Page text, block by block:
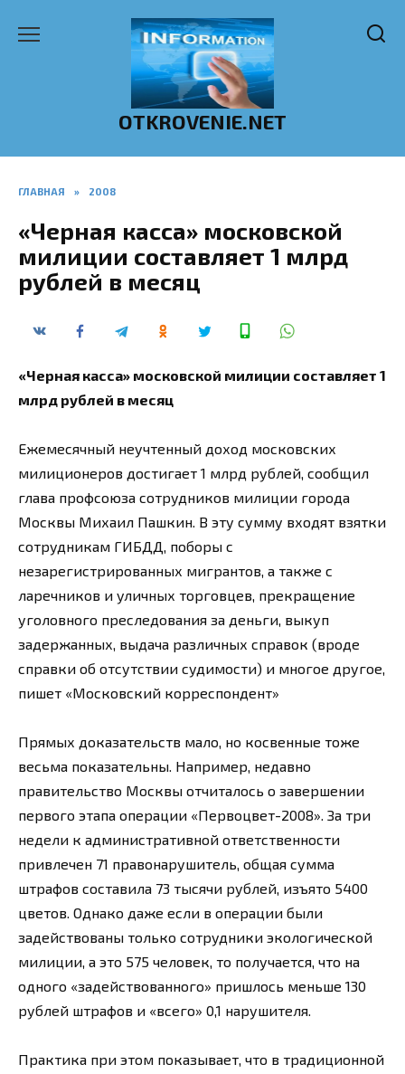
OTKROVENIE.NET
ГЛАВНАЯ » 2008
«Черная касса» московской
милиции составляет 1 млрд
рублей в месяц
«Черная касса» московской милиции составляет 1
млрд рублей в месяц
Ежемесячный неучтенный доход московских
милиционеров достигает 1 млрд рублей, сообщил
глава профсоюза сотрудников милиции города
Москвы Михаил Пашкин. В эту сумму входят взятки
сотрудникам ГИБДД, поборы с
незарегистрированных мигрантов, а также с
ларечников и уличных торговцев, прекращение
уголовного преследования за деньги, выкуп
задержанных, выдача различных справок (вроде
справки об отсутствии судимости) и многое другое,
пишет «Московский корреспондент»
Прямых доказательств мало, но косвенные тоже
весьма показательны. Например, недавно
правительство Москвы отчиталось о завершении
первого этапа операции «Первоцвет-2008». За три
недели к административной ответственности
привлечен 71 правонарушитель, общая сумма
штрафов составила 73 тысячи рублей, изъято 5400
цветов. Однако даже если в операции были
задействованы только сотрудники экологической
милиции, а это 575 человек, то получается, что на
одного «задействованного» пришлось меньше 130
рублей штрафов и «всего» 0,1 нарушителя.
Практика при этом показывает, что в традиционной